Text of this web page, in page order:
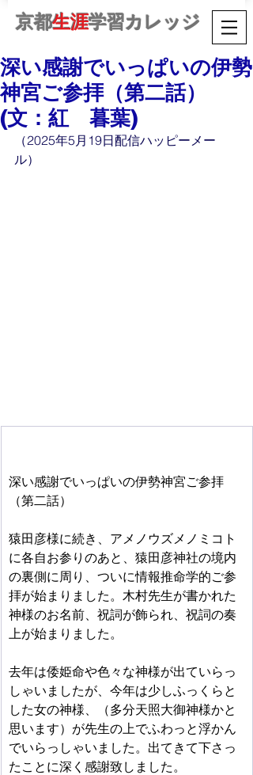
京都生涯学習カレッジ
深い感謝でいっぱいの伊勢
神宮ご参拝（第二話）
(文：紅 暮葉)
（2025年5月19日配信ハッピーメー
ル）
深い感謝でいっぱいの伊勢神宮ご参拝
（第二話）
猿田彦様に続き、アメノウズメノミコト
に各自お参りのあと、猿田彦神社の境内
の裏側に周り、ついに情報推命学的ご参
拝が始まりました。木村先生が書かれた
神様のお名前、祝詞が飾られ、祝詞の奏
上が始まりました。
去年は倭姫命や色々な神様が出ていらっ
しゃいましたが、今年は少しふっくらと
した女の神様、（多分天照大御神様かと
思います）が先生の上でふわっと浮かん
でいらっしゃいました。出てきて下さっ
たことに深く感謝致しました。